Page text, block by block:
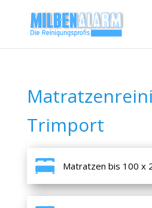
Trimport
Matratzen bis 100 x